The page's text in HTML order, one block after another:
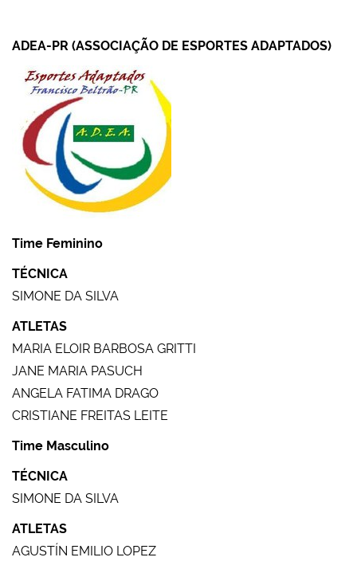
ADEA-PR (ASSOCIAÇÃO DE ESPORTES ADAPTADOS)
Time Feminino
TÉCNICA
SIMONE DA SILVA
ATLETAS
MARIA ELOIR BARBOSA GRITTI
JANE MARIA PASUCH
ANGELA FATIMA DRAGO
CRISTIANE FREITAS LEITE
Time Masculino
TÉCNICA
SIMONE DA SILVA
ATLETAS
AGUSTÍN EMILIO LOPEZ